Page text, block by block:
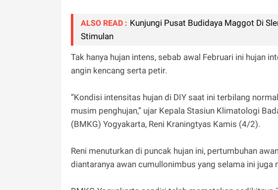
ALSO READ : Kunjungi Pusat Budidaya Maggot Di
Stimulan
Tak hanya hujan intens, sebab awal Februari ini hujan
angin kencang serta petir.
“Kondisi intensitas hujan di DIY saat ini terbilang
musim penghujan,” ujar Kepala Stasiun Klimatologi
(BMKG) Yogyakarta, Reni Kraningtyas Kamis (4/2).
Reni menuturkan di puncak hujan ini, pertumbuhan
diantaranya awan cumullonimbus yang selama ini juga